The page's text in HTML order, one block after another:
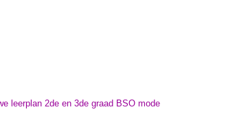
leerplan 2de en 3de graad BSO mode